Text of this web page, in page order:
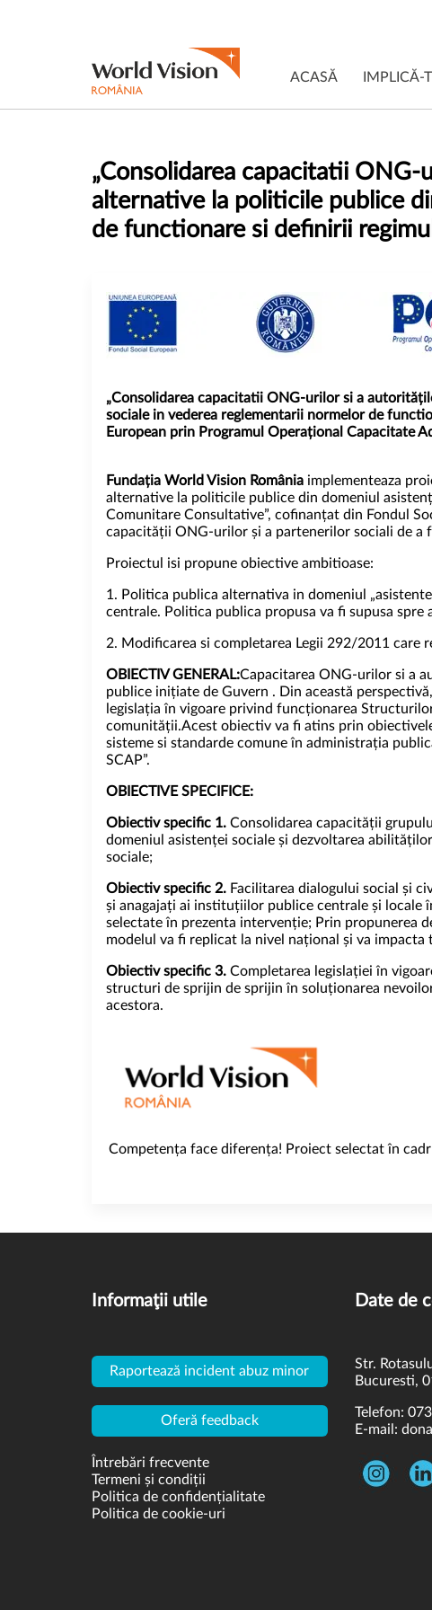
ACASĂ IMPLICĂ-
„Consolidarea capacitatii
alternative la politicile publice
de functionare si definirii
„Consolidarea capacitatii ONG-urilor si a
sociale in vederea reglementarii normelor de
European prin Programul Operațional Capacitate
Fundația World Vision România implementeaza
alternative la politicile publice din domeniul
Comunitare Consultative”, cofinanțat din Fondul
capacității ONG-urilor și a partenerilor sociali de a
Proiectul isi propune obiective ambitioase:
1. Politica publica alternativa in domeniul
centrale. Politica publica propusa va fi supusa
2. Modificarea si completarea Legii 292/2011 care
OBIECTIV GENERAL:Capacitarea ONG-urilor si a
publice inițiate de Guvern . Din această
legislația în vigoare privind funcționarea
comunității.Acest obiectiv va fi atins prin
sisteme si standarde comune în administrația
SCAP”.
OBIECTIVE SPECIFICE:
Obiectiv specific 1. Consolidarea capacității
domeniul asistenței sociale și dezvoltarea
sociale;
Obiectiv specific 2. Facilitarea dialogului social și
și anagajați ai instituțiilor publice centrale și locale
selectate în prezenta intervenție; Prin propunerea
modelul va fi replicat la nivel național și va
Obiectiv specific 3. Completarea legislației în
structuri de sprijin de sprijin în soluționarea
acestora.
Competența face diferența! Proiect selectat în
Informaţii utile
Raportează incident abuz minor
Oferă feedback
Întrebări frecvente
Termeni și condiții
Politica de confidențialitate
Politica de cookie-uri
Date de
Str.
Bucuresti,
Telefon:
E-mail: